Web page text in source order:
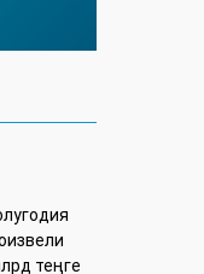
теңге